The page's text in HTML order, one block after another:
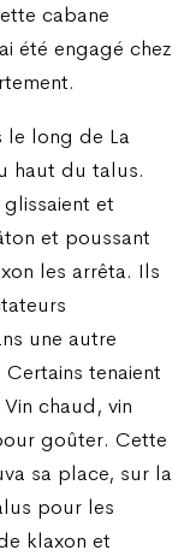
cabane
été engagé chez
le long de La
haut du talus.
et
et poussant
les arrêta. Ils
une autre
tenaient
chaud, vin
goûter. Cette
sa place, sur la
pour les
klaxon et